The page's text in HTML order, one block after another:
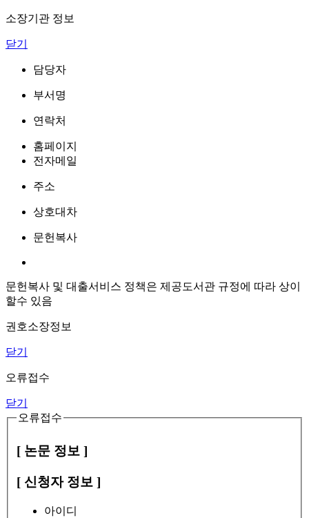
소장기관 정보
닫기
담당자
부서명
연락처
홈페이지
전자메일
주소
상호대차
문헌복사
문헌복사 및 대출서비스 정책은 제공도서관 규정에 따라 상이
할수 있음
권호소장정보
닫기
오류접수
닫기
오류접수
[ 논문 정보 ]
[ 신청자 정보 ]
아이디